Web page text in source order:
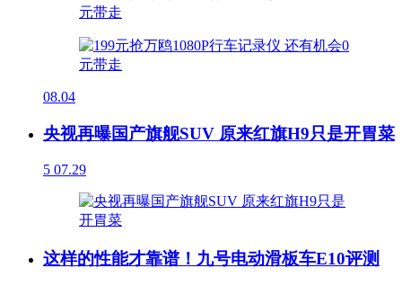
08.04
央视再曝国产旗舰SUV 原来红旗H9只是开胃菜
5 07.29
这样的性能才靠谱！九号电动滑板车E10评测